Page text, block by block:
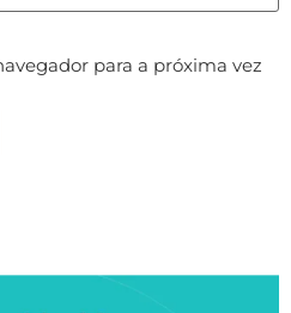
para a próxima vez